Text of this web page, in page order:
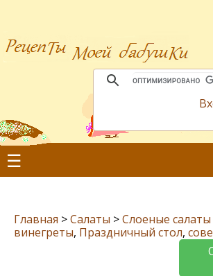
☰
Главная >Салаты >Слоеные салаты
винегреты, Праздничный стол,